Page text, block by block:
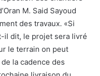
M. Said Sayoud
des travaux. «Si
il dit, le projet sera livré
le terrain on peut
la cadence des